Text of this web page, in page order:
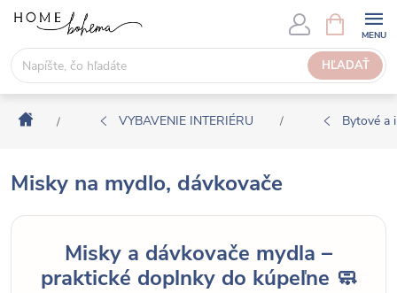
s
HĽADAŤ
Á
K
U
P
N
Í
Domov
/ VYBAVENIE INTERIÉRU / Bytové a
Misky na mydlo, dávkovače
Misky a dávkovače mydla –
praktické doplnky do kúpeľne 🧼